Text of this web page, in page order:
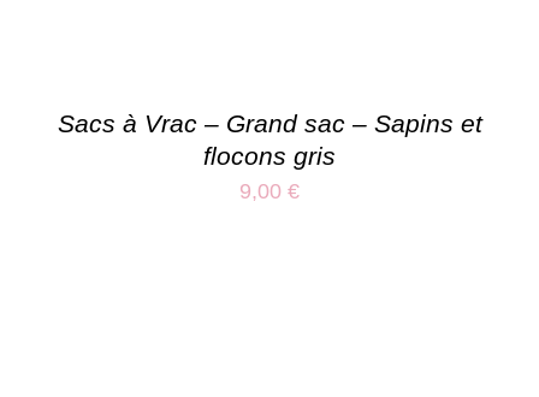
Sacs à Vrac – Grand sac – Sapins et
flocons gris
9,00 €